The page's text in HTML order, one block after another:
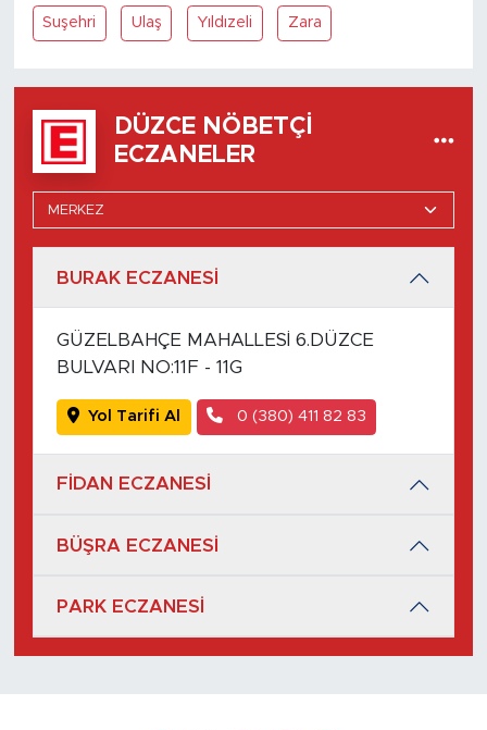
Suşehri Ulaş Yıldızeli Zara
DÜZCE NÖBETÇI
ECZANELER
BURAK ECZANESİ
GÜZELBAHÇE MAHALLESİ 6.DÜZCE
BULVARI NO:11F - 11G
Yol Tarifi Al 0 (380) 411 82 83
FİDAN ECZANESİ
BÜŞRA ECZANESİ
PARK ECZANESİ